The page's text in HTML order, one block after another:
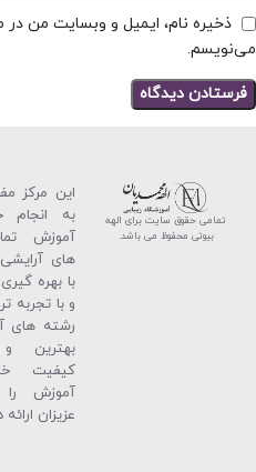
ذخیره نام، ایمیل و وبسایت من در
می‌نویسم.
تمامی حقوق سایت برای الهه
بیوتی محفوظ می باشد.
این مركز
به انجام
آموزش
های
با بهره
و با تجربه
رشته های
بهترین و
كیفیت
آموزش
عزیزان